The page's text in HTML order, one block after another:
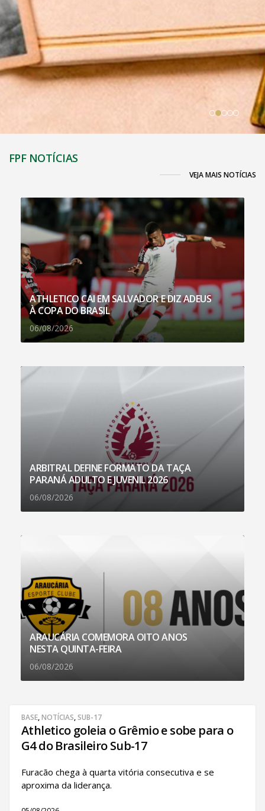
FPF NOTÍCIAS
VEJA MAIS NOTÍCIAS
ATHLETICO CAI EM SALVADOR E DIZ ADEUS
À COPA DO BRASIL
06/08/2026
ARBITRAL DEFINE FORMATO DA TAÇA
PARANÁ ADULTO E JUVENIL 2026
06/08/2026
ARAUCÁRIA COMEMORA OITO ANOS
NESTA QUINTA-FEIRA
06/08/2026
BASE,NOTÍCIAS,SUB-17
Athletico goleia o Grêmio e sobe para o
G4 do Brasileiro Sub-17
Furacão chega à quarta vitória consecutiva e se
aproxima da liderança.